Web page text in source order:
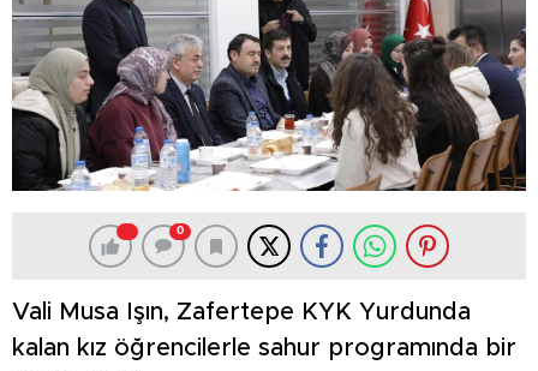
0
Vali Musa Işın, Zafertepe KYK Yurdunda
kalan kız öğrencilerle sahur programında bir